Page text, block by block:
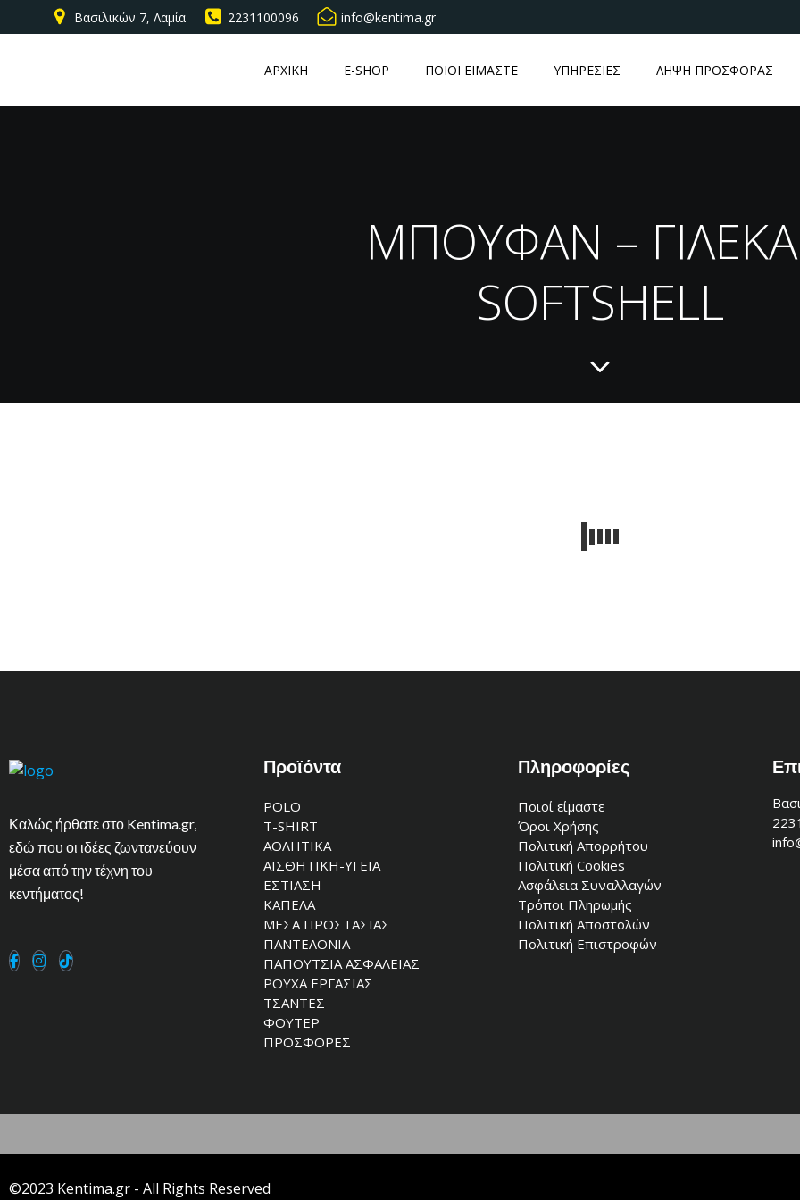
Βασιλικών 7, Λαμία 2231100096 info@kentima.gr
ΑΡΧΙΚΗ E-SHOP ΠΟΙΟΙ ΕΙΜΑΣΤΕ ΥΠΗΡΕΣΙΕΣ ΛΗΨΗ ΠΡΟΣΦΟΡΑΣ
ΜΠΟΥΦΑΝ –
SOFTSHELL
Καλώς ήρθατε στο Kentima.gr,
εδώ που οι ιδέες ζωντανεύουν
μέσα από την τέχνη του
κεντήματος!
Προϊόντα
POLO
T-SHIRT
ΑΘΛΗΤΙΚΑ
ΑΙΣΘΗΤΙΚΗ-ΥΓΕΙΑ
ΕΣΤΙΑΣΗ
ΚΑΠΕΛΑ
ΜΕΣΑ ΠΡΟΣΤΑΣΙΑΣ
ΠΑΝΤΕΛΟΝΙΑ
ΠΑΠΟΥΤΣΙΑ ΑΣΦΑΛΕΙΑΣ
ΡΟΥΧΑ ΕΡΓΑΣΙΑΣ
ΤΣΑΝΤΕΣ
ΦΟΥΤΕΡ
ΠΡΟΣΦΟΡΕΣ
Πληροφορίες
Ποιοί είμαστε
Όροι Χρήσης
Πολιτική Απορρήτου
Πολιτική Cookies
Ασφάλεια Συναλλαγών
Τρόποι Πληρωμής
Πολιτική Αποστολών
Πολιτική Επιστροφών
©2023 Kentima.gr - All Rights Reserved